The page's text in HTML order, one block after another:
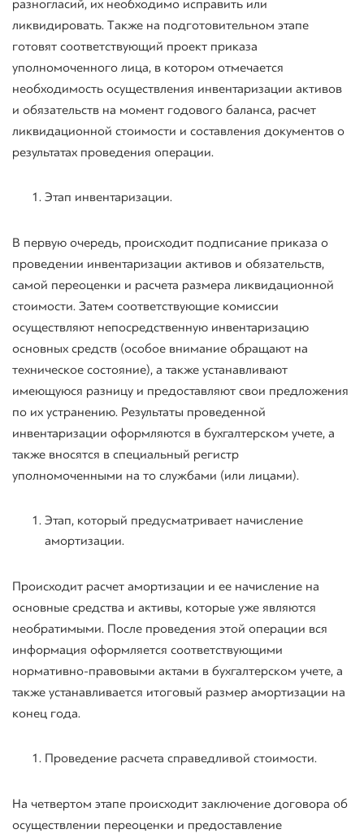
разногласий, их необходимо исправить или
ликвидировать. Также на подготовительном этапе
готовят соответствующий проект приказа
уполномоченного лица, в котором отмечается
необходимость осуществления инвентаризации активов
и обязательств на момент годового баланса, расчет
ликвидационной стоимости и составления документов о
результатах проведения операции.
Этап инвентаризации.
В первую очередь, происходит подписание приказа о
проведении инвентаризации активов и обязательств,
самой переоценки и расчета размера ликвидационной
стоимости. Затем соответствующие комиссии
осуществляют непосредственную инвентаризацию
основных средств (особое внимание обращают на
техническое состояние), а также устанавливают
имеющуюся разницу и предоставляют свои предложения
по их устранению. Результаты проведенной
инвентаризации оформляются в бухгалтерском учете, а
также вносятся в специальный регистр
уполномоченными на то службами (или лицами).
Этап, который предусматривает начисление
амортизации.
Происходит расчет амортизации и ее начисление на
основные средства и активы, которые уже являются
необратимыми. После проведения этой операции вся
информация оформляется соответствующими
нормативно-правовыми актами в бухгалтерском учете, а
также устанавливается итоговый размер амортизации на
конец года.
Проведение расчета справедливой стоимости.
На четвертом этапе происходит заключение договора об
осуществлении переоценки и предоставление